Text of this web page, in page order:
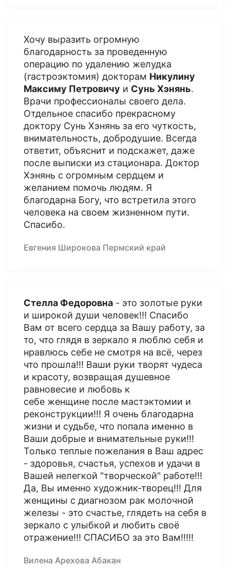
Хочу выразить огромную
благодарность за проведенную
операцию по удалению желудка
(гастроэктомия) докторам Никулину
Максиму Петровичу и Сунь Хэнянь.
Врачи профессионалы своего дела.
Отдельное спасибо прекрасному
доктору Сунь Хэнянь за его чуткость,
внимательность, добродушие. Всегда
ответит, объяснит и подскажет, даже
после выписки из стационара. Доктор
Хэнянь с огромным сердцем и
желанием помочь людям. Я
благодарна Богу, что встретила этого
человека на своем жизненном пути.
Спасибо.
Евгения Широкова Пермский край
Стелла Федоровна - это золотые руки
и широкой души человек!!! Спасибо
Вам от всего сердца за Вашу работу, за
то, что глядя в зеркало я люблю себя и
нравлюсь себе не смотря на всё, через
что прошла!!! Ваши руки творят чудеса
и красоту, возвращая душевное
равновесие и любовь к
себе женщине после мастэктомии и
реконструкции!!! Я очень благодарна
жизни и судьбе, что попала именно в
Ваши добрые и внимательные руки!!!
Только теплые пожелания в Ваш адрес
- здоровья, счастья, успехов и удачи в
Вашей нелегкой "творческой" работе!!!
Да, Вы именно художник-творец!!! Для
женщины с диагнозом рак молочной
железы - это счастье, глядеть на себя в
зеркало с улыбкой и любить своё
отражение!!! СПАСИБО за это Вам!!!!!
Вилена Арехова Абакан